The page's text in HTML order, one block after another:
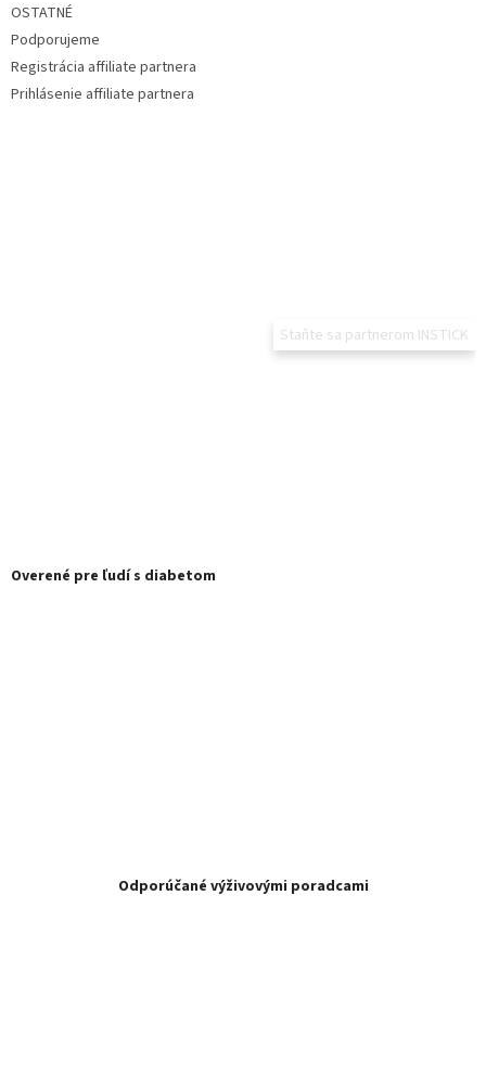
OSTATNÉ
Podporujeme
Registrácia affiliate partnera
Prihlásenie affiliate partnera
Staňte sa partnerom INSTICK
Overené pre ľudí s diabetom
Odporúčané výživovými poradcami